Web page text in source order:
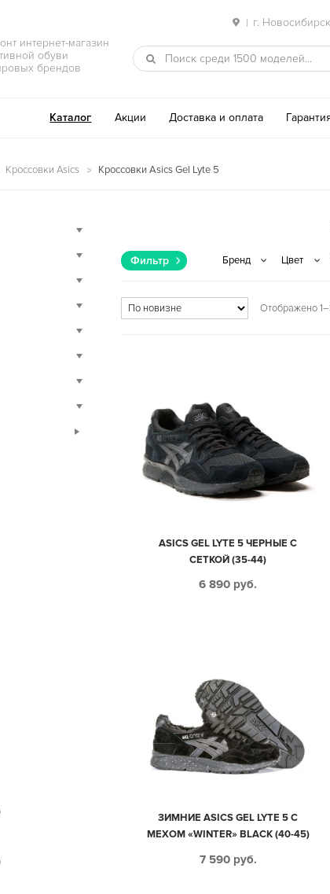
| г. Новосибирск
интернет-магазин
обуви
брендов
Каталог Акции Доставка и оплата
Кроссовки Asics Кроссовки Asics Gel Lyte 5
Фильтр
Отображено
ASICS GEL LYTE 5 ЧЕРНЫЕ С
СЕТКОЙ (35-44)
6 890 руб.
ЗИМНИЕ ASICS GEL LYTE 5 С
МЕХОМ «WINTER» BLACK (40-45)
7 590 руб.